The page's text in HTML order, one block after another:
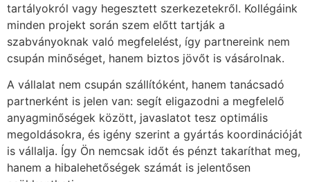
tartályokról vagy hegesztett szerkezetekről. Kollégáink
minden projekt során szem előtt tartják a
szabványoknak való megfelelést, így partnereink nem
csupán minőséget, hanem biztos jövőt is vásárolnak.
A vállalat nem csupán szállítóként, hanem tanácsadó
partnerként is jelen van: segít eligazodni a megfelelő
anyagminőségek között, javaslatot tesz optimális
megoldásokra, és igény szerint a gyártás koordinációját
is vállalja. Így Ön nemcsak időt és pénzt takaríthat meg,
hanem a hibalehetőségek számát is jelentősen